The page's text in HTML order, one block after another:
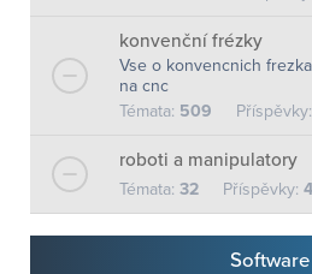
konvenční frézky
Vse o konvencnich
na cnc
Témata: 509 Příspěvky:
roboti a manipulatory
Témata: 32 Příspěvky:
Software